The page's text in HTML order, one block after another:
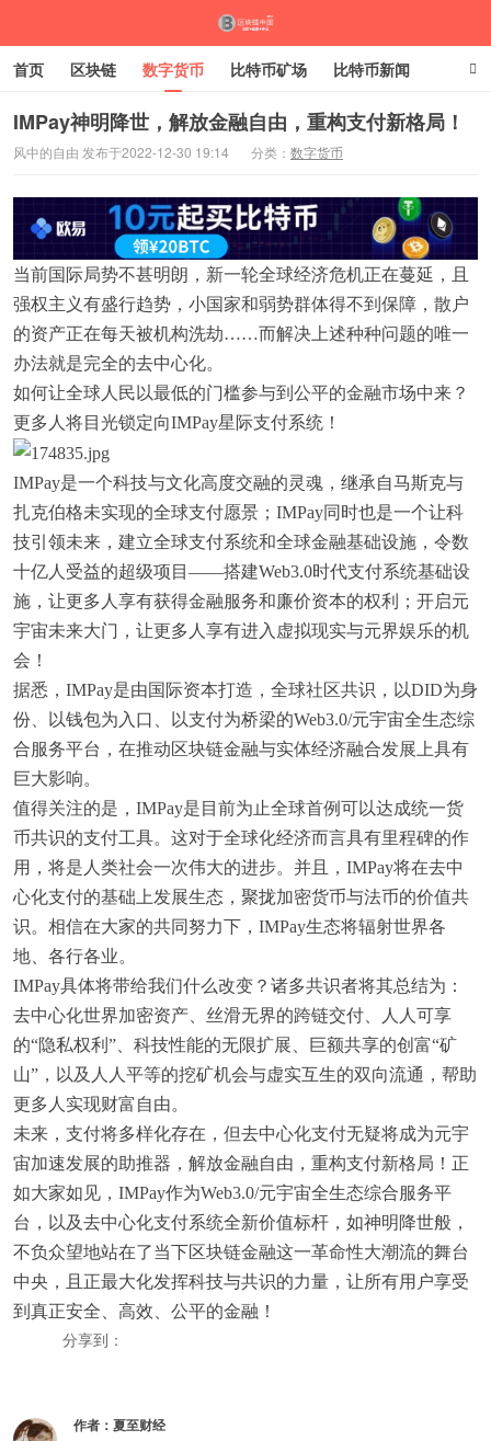
首页 区块链 数字货币 比特币矿场 比特币新闻
比特币走势 比特币交易
IMPay神明降世，解放金融自由，重构支付新格局！
风中的自由 发布于2022-12-30 19:14 分类： 数字货币
当前国际局势不甚明朗，新一轮全球经济危机正在蔓延，且
强权主义有盛行趋势，小国家和弱势群体得不到保障，散户
的资产正在每天被机构洗劫……而解决上述种种问题的唯一
办法就是完全的去中心化。
如何让全球人民以最低的门槛参与到公平的金融市场中来？
更多人将目光锁定向IMPay星际支付系统！
IMPay是一个科技与文化高度交融的灵魂，继承自马斯克与
扎克伯格未实现的全球支付愿景；IMPay同时也是一个让科
技引领未来，建立全球支付系统和全球金融基础设施，令数
十亿人受益的超级项目——搭建Web3.0时代支付系统基础设
施，让更多人享有获得金融服务和廉价资本的权利；开启元
宇宙未来大门，让更多人享有进入虚拟现实与元界娱乐的机
会！
据悉，IMPay是由国际资本打造，全球社区共识，以DID为身
份、以钱包为入口、以支付为桥梁的Web3.0/元宇宙全生态综
合服务平台，在推动区块链金融与实体经济融合发展上具有
巨大影响。
值得关注的是，IMPay是目前为止全球首例可以达成统一货
币共识的支付工具。这对于全球化经济而言具有里程碑的作
用，将是人类社会一次伟大的进步。并且，IMPay将在去中
心化支付的基础上发展生态，聚拢加密货币与法币的价值共
识。相信在大家的共同努力下，IMPay生态将辐射世界各
地、各行各业。
IMPay具体将带给我们什么改变？诸多共识者将其总结为：
去中心化世界加密资产、丝滑无界的跨链交付、人人可享
的“隐私权利”、科技性能的无限扩展、巨额共享的创富“矿
山”，以及人人平等的挖矿机会与虚实互生的双向流通，帮助
更多人实现财富自由。
未来，支付将多样化存在，但去中心化支付无疑将成为元宇
宙加速发展的助推器，解放金融自由，重构支付新格局！正
如大家如见，IMPay作为Web3.0/元宇宙全生态综合服务平
台，以及去中心化支付系统全新价值标杆，如神明降世般，
不负众望地站在了当下区块链金融这一革命性大潮流的舞台
中央，且正最大化发挥科技与共识的力量，让所有用户享受
到真正安全、高效、公平的金融！
分享到：
作者： 夏至财经